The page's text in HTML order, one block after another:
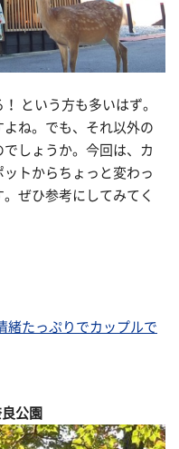
という方も多いはず。
よね。でも、それ以外の
しょうか。今回は、カ
トからちょっと変わっ
ぜひ参考にしてみてく
緒たっぷりでカップルで
公園